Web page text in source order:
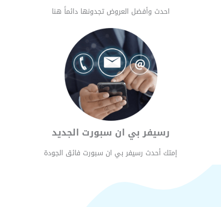
احدث وأفضل العروض تجدونها دائماً هنا
رسيفر بي ان سبورت الجديد
إمتك أحدث رسيفر بي ان سبورت فائق الجودة